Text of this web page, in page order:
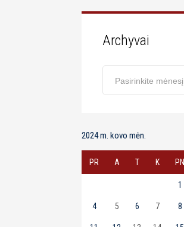
Archyvai
Archyvai
Pasirinkite mėnesį
2024 m. kovo mėn.
PR A T K PN
1
4 5 6 7 8